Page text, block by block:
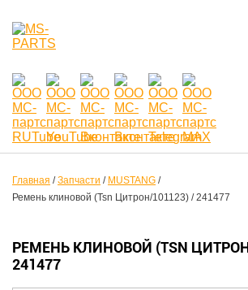
Главная /Запчасти / MUSTANG /
Ремень клиновой (Tsn Цитрон/101123) / 241477
РЕМЕНЬ КЛИНОВОЙ (TSN
241477